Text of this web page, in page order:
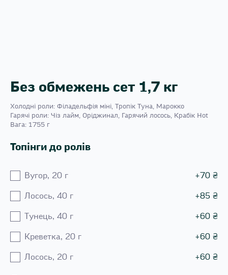
Без обмежень сет 1,7 кг
Холодні роли: Філадельфія міні, Тропік Туна, Марокко
Гарячі роли: Чіз лайм, Оріджинал, Гарячий лосось, Крабік Hot
Вага: 1755 г
Топінги до ролів
Вугор, 20 г +70 ₴
Лосось, 40 г +85 ₴
Тунець, 40 г +60 ₴
Креветка, 20 г +60 ₴
Лосось, 20 г +60 ₴